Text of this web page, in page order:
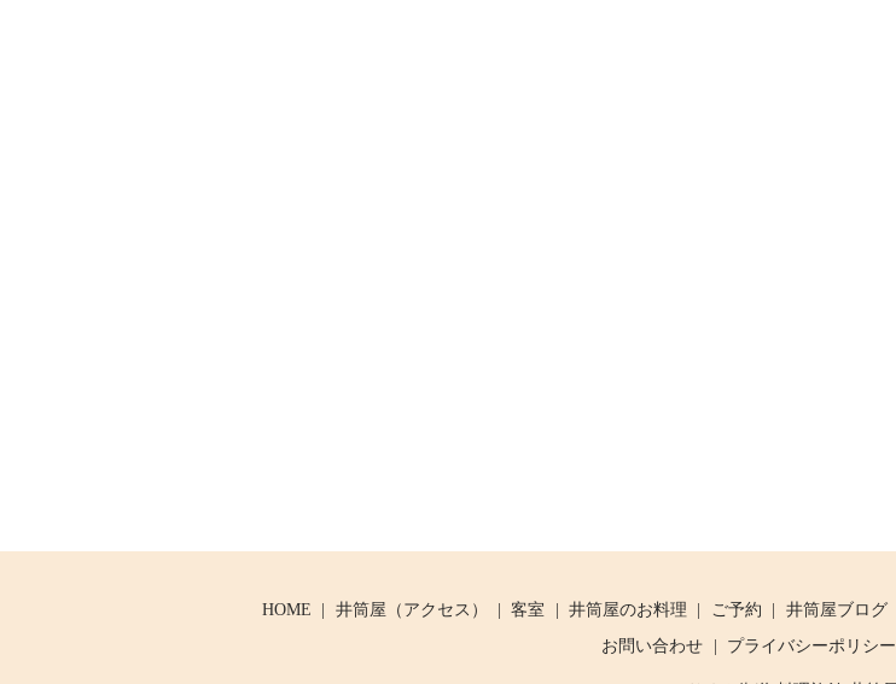
HOME 井筒屋（アクセス） 客室 井筒屋のお料理 ご予約 井筒屋ブログ
お問い合わせ
プライバシーポリシー